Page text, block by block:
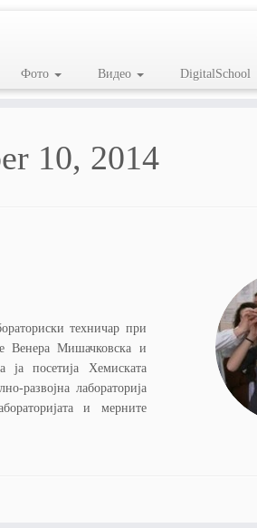
Фото Видео DigitalSchool
10, 2014
техничар при
Венера Мишачковска и
ја посетија Хемиската
развојна лабораторија
и мерните